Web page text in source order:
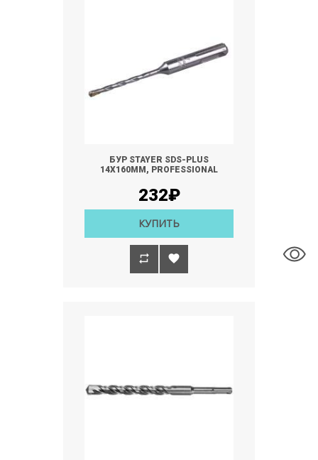
БУР STAYER SDS-PLUS
14Х160ММ, PROFESSIONAL
232₽
КУПИТЬ